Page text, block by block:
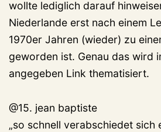
wollte lediglich darauf
Niederlande erst nach einem
1970er Jahren (wieder) zu
geworden ist. Genau das wird
angegeben Link thematisiert.
@15. jean baptiste
„so schnell verabschiedet sich